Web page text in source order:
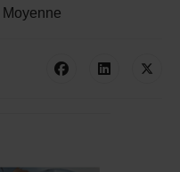
Moyenne